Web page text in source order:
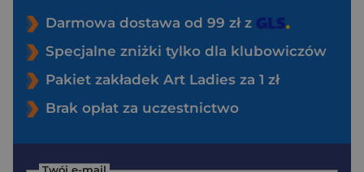
Darmowa dostawa od 99 zł z
Specjalne zniżki tylko dla klubowiczów
Pakiet zakładek Art Ladies za 1 zł
Brak opłat za uczestnictwo
Twój e-mail